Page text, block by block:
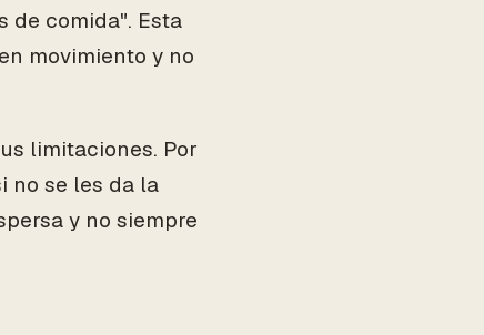
de comida". Esta
movimiento y no
limitaciones. Por
no se les da la
y no siempre